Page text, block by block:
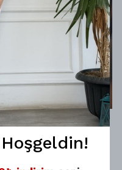
Yeşil Gözlü Kaplan Bileklik
%15
300 TL
255 TL